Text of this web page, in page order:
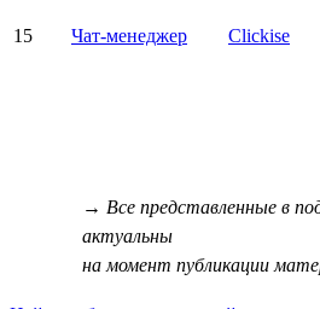
15 Чат-менеджер Clickise
→ Все представленные в
актуальны
на момент публикации